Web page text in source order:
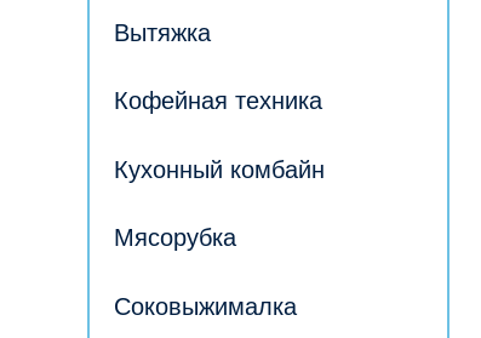
Вытяжка
Кофейная техника
Кухонный комбайн
Мясорубка
Соковыжималка